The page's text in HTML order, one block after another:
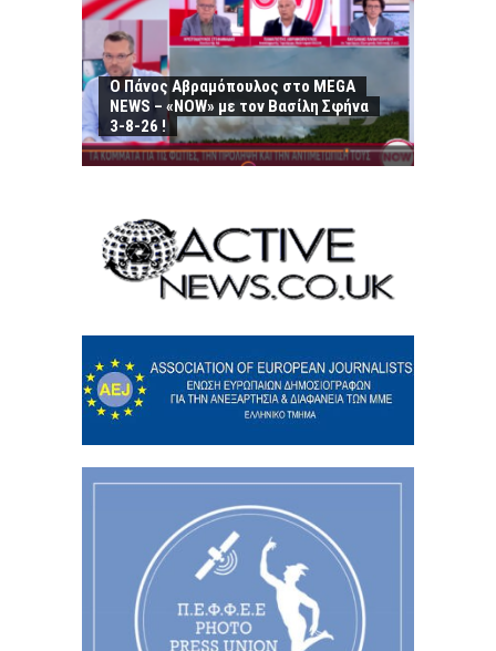
Ο Πάνος Αβραμόπουλος στο MEGA
NEWS – «NOW» με τον Βασίλη Σφήνα
3-8-26 !